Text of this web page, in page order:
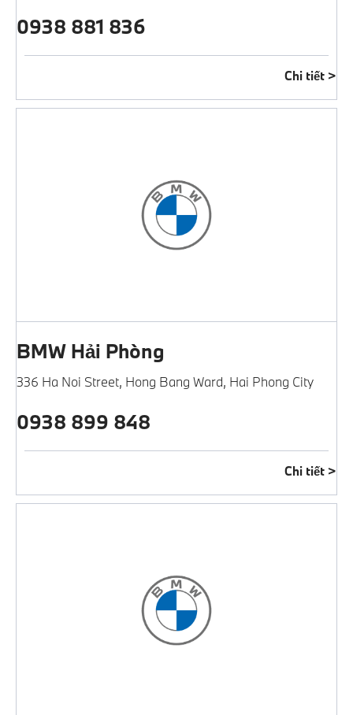
0938 881 836
Chi tiết
BMW Hải Phòng
336 Ha Noi Street, Hong Bang Ward, Hai Phong City
0938 899 848
Chi tiết